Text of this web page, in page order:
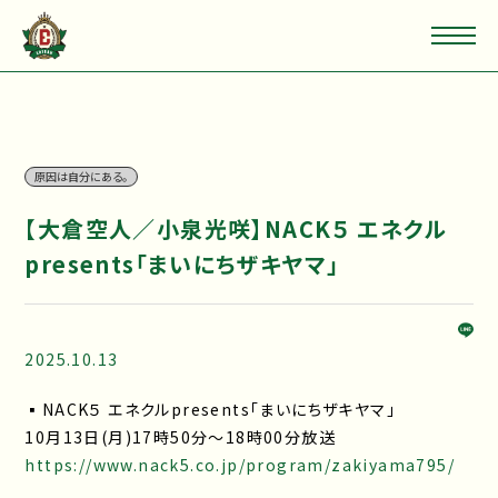
原因は自分にある。
【大倉空人／小泉光咲】NACK５ エネクル
presents「まいにちザキヤマ」
2025.10.13
▪NACK５ エネクルpresents「まいにちザキヤマ」
10月13日(月)17時50分～18時00分放送
https://www.nack5.co.jp/program/zakiyama795/